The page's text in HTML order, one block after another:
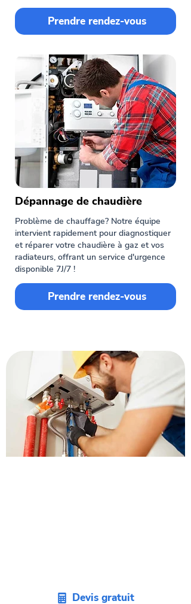
Prendre rendez-vous
Dépannage de chaudière
Problème de chauffage? Notre équipe
intervient rapidement pour diagnostiquer
et réparer votre chaudière à gaz et vos
radiateurs, offrant un service d'urgence
disponible 7J/7 !
Prendre rendez-vous
Devis gratuit